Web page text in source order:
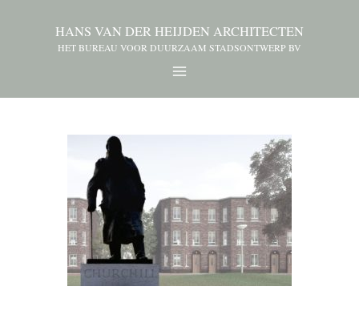
HANS VAN DER HEIJDEN ARCHITECTEN
HET BUREAU VOOR DUURZAAM STADSONTWERP BV